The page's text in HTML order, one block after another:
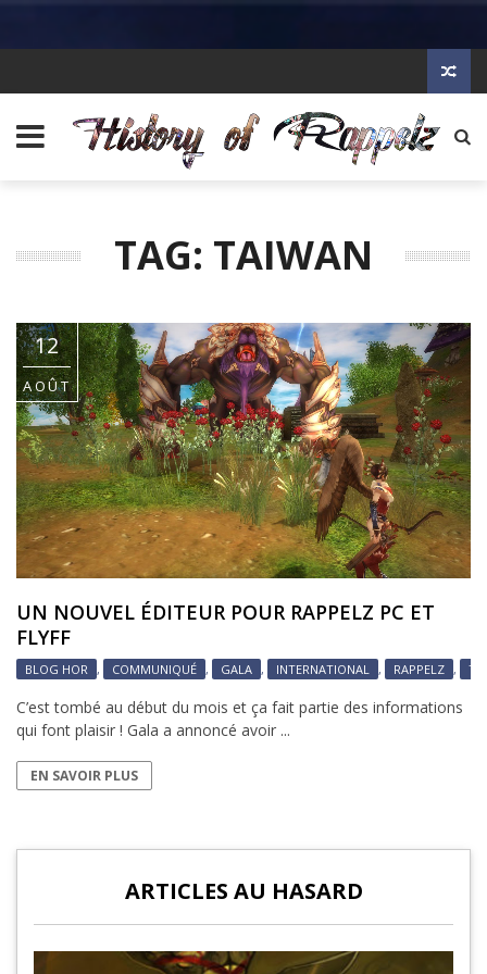
TAG: TAIWAN
12
AOÛT
UN NOUVEL ÉDITEUR POUR RAPPELZ PC ET
FLYFF
BLOG HOR , COMMUNIQUÉ , GALA , INTERNATIONAL , RAPPELZ ,
C’est tombé au début du mois et ça fait partie des informations
qui font plaisir ! Gala a annoncé avoir ...
EN SAVOIR PLUS
ARTICLES AU HASARD